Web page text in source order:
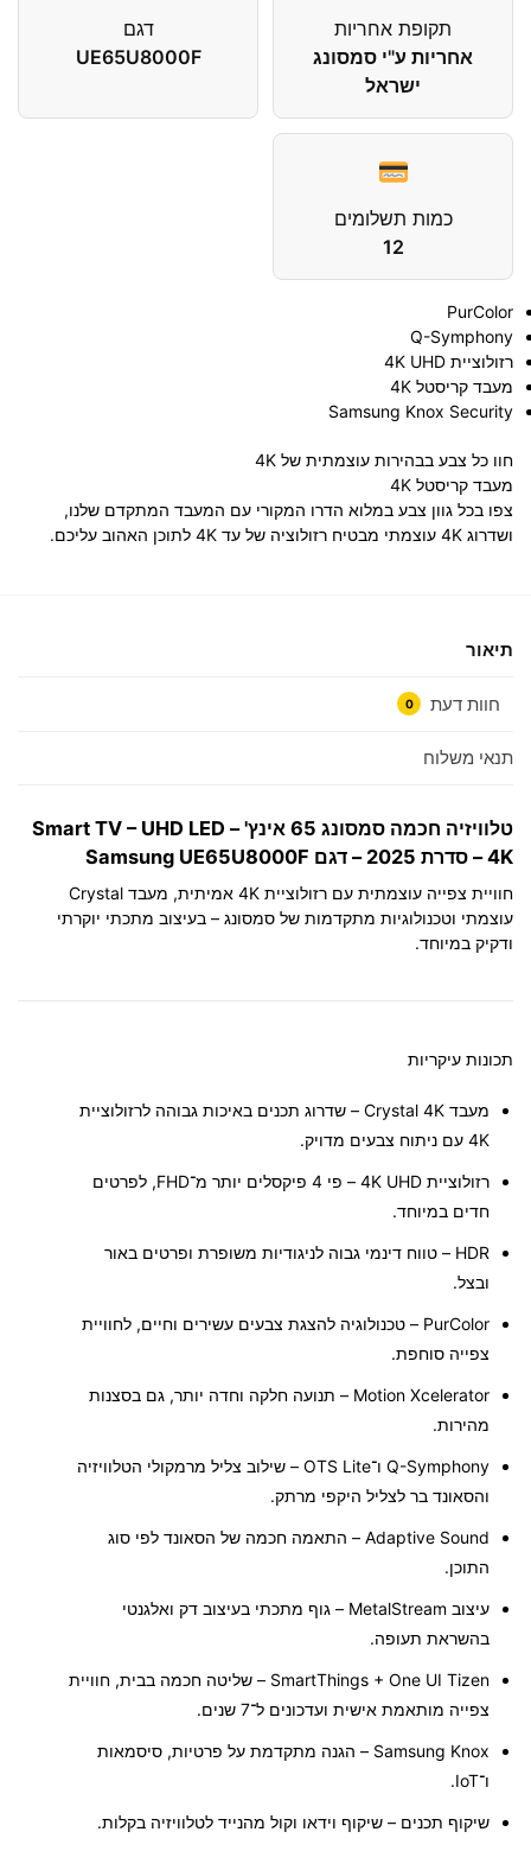
תקופת אחריות
אחריות ע"י סמסונג
ישראל
דגם
UE65U8000F
כמות תשלומים
12
PurColor
Q-Symphony
רזולוציית 4K UHD
מעבד קריסטל 4K
Samsung Knox Security
חוו כל צבע בבהירות עוצמתית של 4K
מעבד קריסטל 4K
צפו בכל גוון צבע במלוא הדרו המקורי עם המעבד המתקדם שלנו,
ושדרוג 4K עוצמתי מבטיח רזולוציה של עד 4K לתוכן האהוב עליכם.
תיאור
חוות דעת 0
תנאי משלוח
טלוויזיה חכמה סמסונג 65 אינץ' – Smart TV – UHD LED
4K – סדרת 2025 – דגם Samsung UE65U8000F
חוויית צפייה עוצמתית עם רזולוציית 4K אמיתית, מעבד Crystal
עוצמתי וטכנולוגיות מתקדמות של סמסונג – בעיצוב מתכתי יוקרתי
ודקיק במיוחד.
תכונות עיקריות
מעבד Crystal 4K
– שדרוג תכנים באיכות גבוהה לרזולוציית
4K עם ניתוח צבעים מדויק.
רזולוציית 4K UHD
– פי 4 פיקסלים יותר מ־FHD, לפרטים
חדים במיוחד.
HDR – טווח דינמי גבוה לניגודיות משופרת ופרטים באור
ובצל.
PurColor – טכנולוגיה להצגת צבעים עשירים וחיים, לחוויית
צפייה סוחפת.
Motion Xcelerator – תנועה חלקה וחדה יותר, גם בסצנות
מהירות.
Q-Symphony ו־OTS Lite
– שילוב צליל מרמקולי הטלוויזיה
והסאונד בר לצליל היקפי מרתק.
Adaptive Sound – התאמה חכמה של הסאונד לפי סוג
התוכן.
עיצוב MetalStream
– גוף מתכתי בעיצוב דק ואלגנטי
בהשראת תעופה.
SmartThings + One UI Tizen – שליטה חכמה בבית, חוויית
צפייה מותאמת אישית ועדכונים ל־7 שנים.
Samsung Knox – הגנה מתקדמת על פרטיות, סיסמאות
ו־IoT.
שיקוף תכנים – שיקוף וידאו וקול מהנייד לטלוויזיה בקלות.